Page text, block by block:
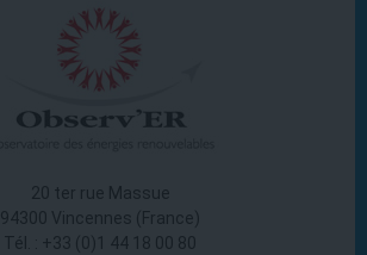
20 ter rue Massue
94300 Vincennes (France)
Tél. : +33 (0)1 44 18 00 80